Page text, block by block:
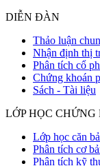
DIỄN ĐÀN
Thảo luận
Nhận định thị
Phân tích cổ
Chứng khoán
Sách - Tài liệu
LỚP HỌC
Lớp học căn
Phân tích cơ
Phân tích kỹ